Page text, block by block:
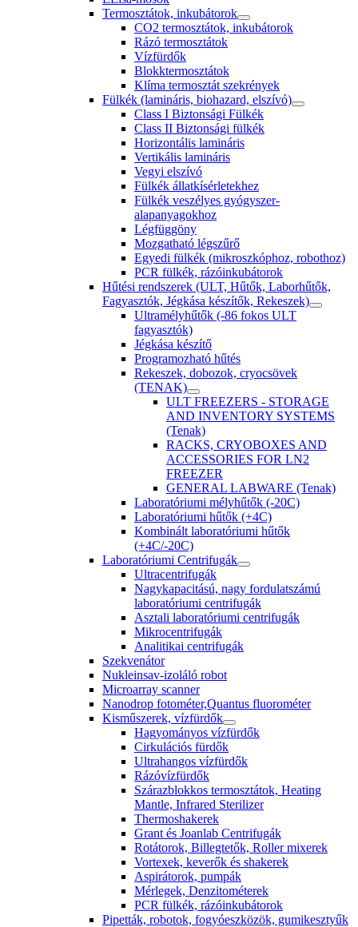
Termosztátok, inkubátorok
CO2 termosztátok, inkubátorok
Rázó termosztátok
Vízfürdők
Blokktermosztátok
Klíma termosztát szekrények
Fülkék (lamináris, biohazard, elszívó)
Class I Biztonsági Fülkék
Class II Biztonsági fülkék
Horizontális lamináris
Vertikális lamináris
Vegyi elszívó
Fülkék állatkísérletekhez
Fülkék veszélyes gyógyszer-
alapanyagokhoz
Légfüggöny
Mozgatható légszűrő
Egyedi fülkék (mikroszkóphoz, robothoz)
PCR fülkék, rázóinkubátorok
Hűtési rendszerek (ULT, Hűtők, Laborhűtők,
Fagyasztók, Jégkása készítők, Rekeszek)
Ultramélyhűtők (-86 fokos ULT
fagyasztók)
Jégkása készítő
Programozható hűtés
Rekeszek, dobozok, cryocsövek
(TENAK)
ULT FREEZERS - STORAGE
AND INVENTORY SYSTEMS
(Tenak)
RACKS, CRYOBOXES AND
ACCESSORIES FOR LN2
FREEZER
GENERAL LABWARE (Tenak)
Laboratóriumi mélyhűtők (-20C)
Laboratóriumi hűtők (+4C)
Kombinált laboratóriumi hűtők
(+4C/-20C)
Laboratóriumi Centrifugák
Ultracentrifugák
Nagykapacitású, nagy fordulatszámú
laboratóriumi centrifugák
Asztali laboratóriumi centrifugák
Mikrocentrifugák
Analitikai centrifugák
Szekvenátor
Nukleinsav-izoláló robot
Microarray scanner
Nanodrop fotométer,Quantus fluorométer
Kisműszerek, vízfürdők
Hagyományos vízfürdők
Cirkulációs fürdők
Ultrahangos vízfürdők
Rázóvízfürdők
Szárazblokkos termosztátok, Heating
Mantle, Infrared Sterilizer
Thermoshakerek
Grant és Joanlab Centrifugák
Rotátorok, Billegtetők, Roller mixerek
Vortexek, keverők és shakerek
Aspirátorok, pumpák
Mérlegek, Denzitométerek
PCR fülkék, rázóinkubátorok
Pipetták, robotok, fogyóeszközök, gumikesztyűk